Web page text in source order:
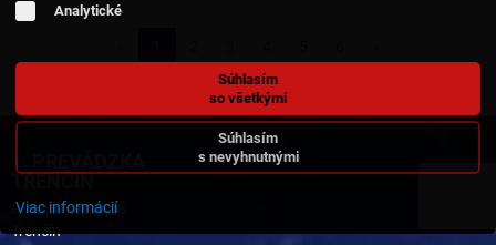
TRENČÍN
Bratislavská 478
Trenčín
Analytické
Súhlasím
so všetkými
Súhlasím
s nevyhnutnými
Viac informácií